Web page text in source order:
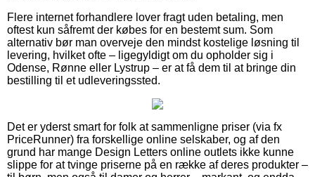
Flere internet forhandlere lover fragt uden betaling, men
oftest kun såfremt der købes for en bestemt sum. Som
alternativ bør man overveje den mindst kostelige løsning til
levering, hvilket ofte – ligegyldigt om du opholder sig i
Odense, Rønne eller Lystrup – er at få dem til at bringe din
bestilling til et udleveringssted.
Det er yderst smart for folk at sammenligne priser (via fx
PriceRunner) fra forskellige online selskaber, og af den
grund har mange Design Letters online outlets ikke kunne
slippe for at tvinge priserne på en række af deres produkter –